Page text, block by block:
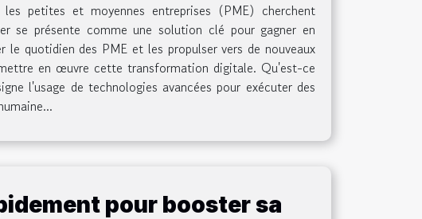
petites et moyennes entreprises (PME) cherchent
se présente comme une solution clé pour gagner en
quotidien des PME et les propulser vers de nouveaux
en œuvre cette transformation digitale. Qu'est-ce
l'usage de technologies avancées pour exécuter des
pour booster sa